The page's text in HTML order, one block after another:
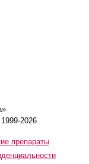
2026
препараты